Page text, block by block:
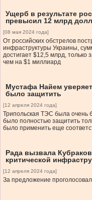
Ущерб в результате
превысил 12 млрд
[08 мая 2024 года]
От российских обстрелов
инфраструктуры Украины,
достигает $12,5 млрд,
чем на $1 миллиард
Мустафа Найем
было защитить
[12 апреля 2024 года]
Трипольская ТЭС была очень
было полностью защитить
было применить еще
Рада вызвала
критической
[12 апреля 2024 года]
За предложение